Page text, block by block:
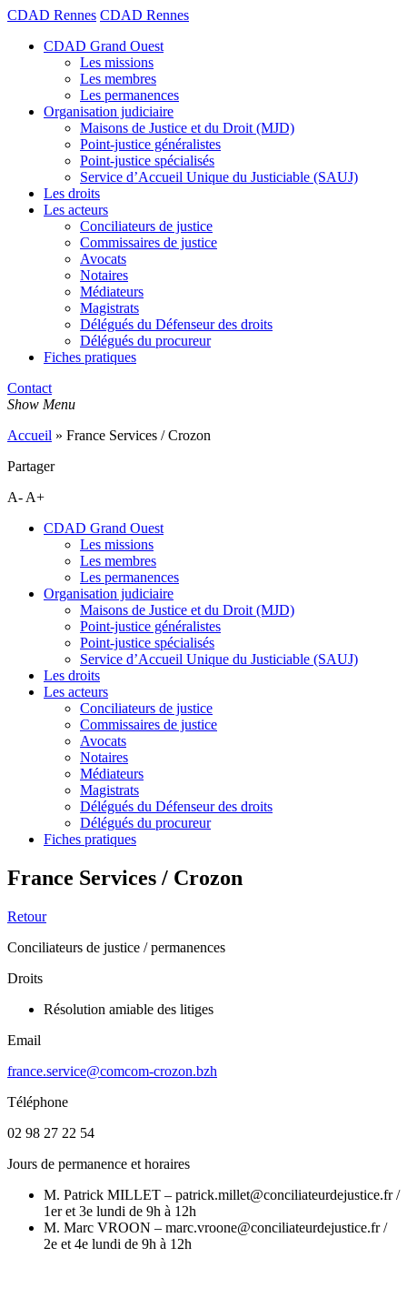
CDAD Rennes CDAD Rennes
CDAD Grand Ouest
Les missions
Les membres
Les permanences
Organisation judiciaire
Maisons de Justice et du Droit (MJD)
Point-justice généralistes
Point-justice spécialisés
Service d’Accueil Unique du Justiciable (SAUJ)
Les droits
Les acteurs
Conciliateurs de justice
Commissaires de justice
Avocats
Notaires
Médiateurs
Magistrats
Délégués du Défenseur des droits
Délégués du procureur
Fiches pratiques
Contact
Show Menu
Accueil » France Services / Crozon
Partager
A- A+
CDAD Grand Ouest
Les missions
Les membres
Les permanences
Organisation judiciaire
Maisons de Justice et du Droit (MJD)
Point-justice généralistes
Point-justice spécialisés
Service d’Accueil Unique du Justiciable (SAUJ)
Les droits
Les acteurs
Conciliateurs de justice
Commissaires de justice
Avocats
Notaires
Médiateurs
Magistrats
Délégués du Défenseur des droits
Délégués du procureur
Fiches pratiques
France Services / Crozon
Retour
Conciliateurs de justice / permanences
Droits
Résolution amiable des litiges
Email
france.service@comcom-crozon.bzh
Téléphone
02 98 27 22 54
Jours de permanence et horaires
M. Patrick MILLET – patrick.millet@conciliateurdejustice.fr /
1er et 3e lundi de 9h à 12h
M. Marc VROON – marc.vroone@conciliateurdejustice.fr /
2e et 4e lundi de 9h à 12h